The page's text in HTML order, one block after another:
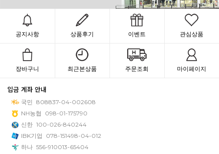
공지사항 상품후기 이벤트 관심상품
장바구니 최근본상품 주문조회 마이페이지
입금 계좌 안내
국민 808837-04-002608
NH농협
098-01-175790
신한 100-026-840244
IBK기업
078-151498-04-012
하나 556-910013-65404